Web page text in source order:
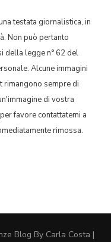
testata giornalistica, in
Non può pertanto
della legge n° 62 del
Alcune immagini
rimangono sempre di
di vostra
favore contattatemi a
rimossa.
Blog By Carla Costa |